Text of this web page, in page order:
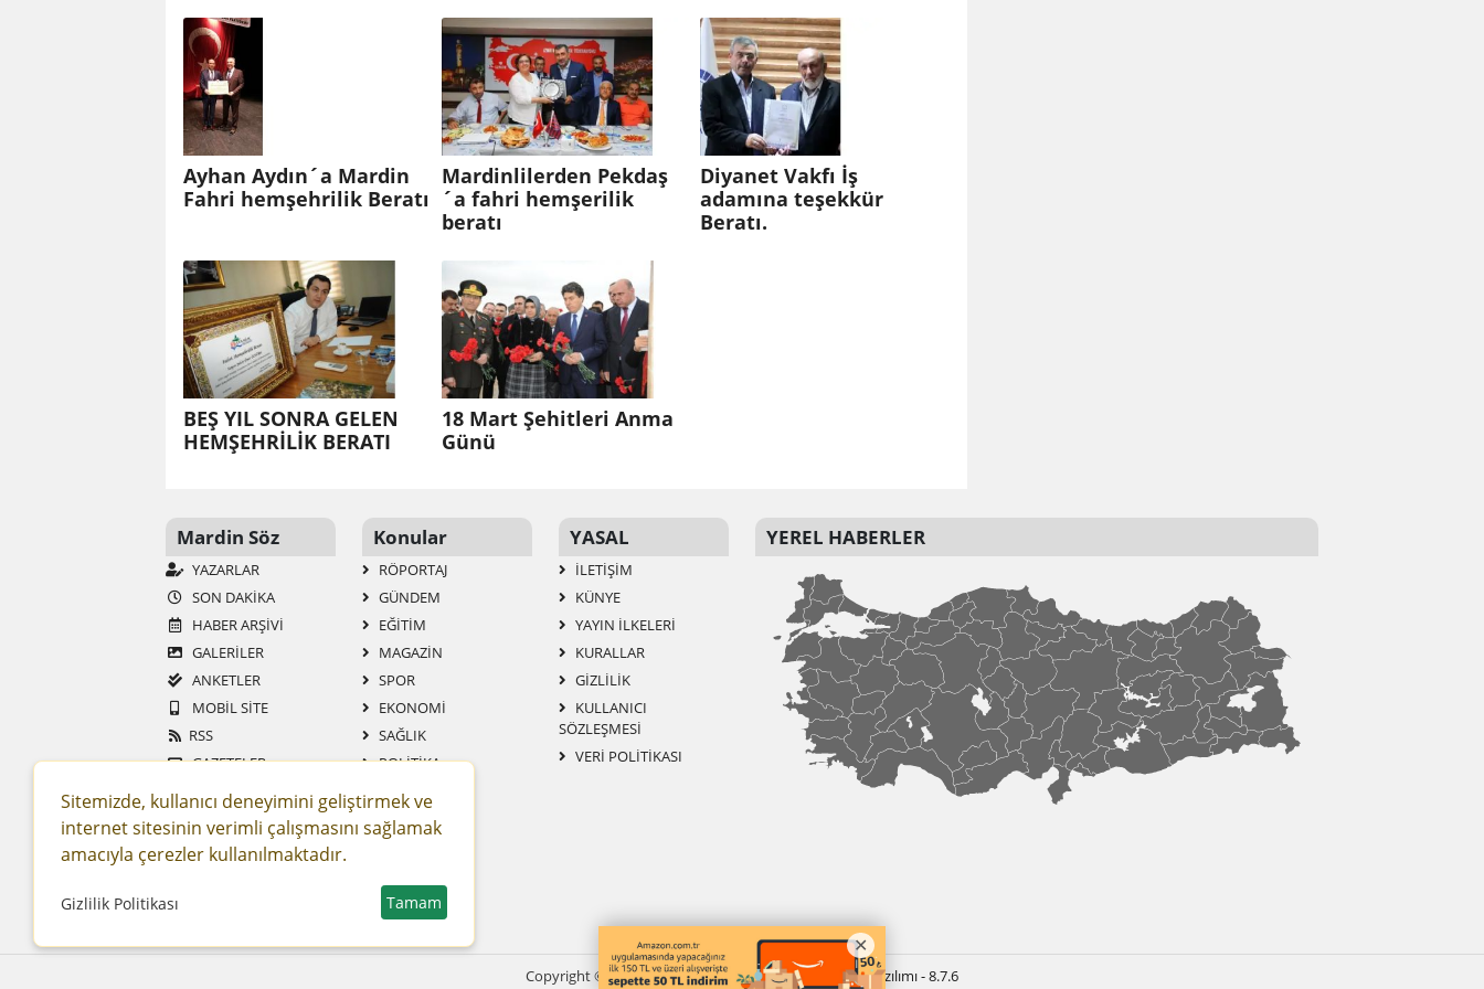
Ayhan Aydın´a Mardin
Fahri hemşehrilik Beratı
Mardinlilerden Pekdaş
´a fahri hemşerilik
beratı
Diyanet Vakfı İş
adamına teşekkür
Beratı.
BEŞ YIL SONRA GELEN
HEMŞEHRİLİK BERATI
18 Mart Şehitleri Anma
Mardin Söz
YAZARLAR
SON DAKİKA
HABER ARŞİVİ
GALERİLER
ANKETLER
MOBİL SİTE
RSS
GAZETELER
SİTENE EKLE
Konular
RÖPORTAJ
GÜNDEM
EĞİTİM
MAGAZİN
SPOR
EKONOMİ
SAĞLIK
POLİTİKA
TEKNOLOJİ
YAŞAM
ASAYİŞ
TURİZM
YASAL
İLETIŞIM
KÜNYE
YAYIN İLKELERI
KURALLAR
GIZLILIK
KULLANICI
SÖZLEŞMESI
VERI POLITIKASI
YEREL HABERLER
Sitemizde, kullanıcı deneyimini geliştirmek ve
internet sitesinin verimli çalışmasını sağlamak
amacıyla çerezler kullanılmaktadır.
Gizlilik Politikası Tamam
Copyright © 2024 Mardin Söz Gazetesi -Haber Sitesi Yazılımı - 8.7.6